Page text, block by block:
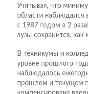
Учитывая, что
области наблюдался
с 1987 годом в 2
вузы сохранится,
В техникумы и
уровне прошлого
наблюдалось
прошлом и текущем